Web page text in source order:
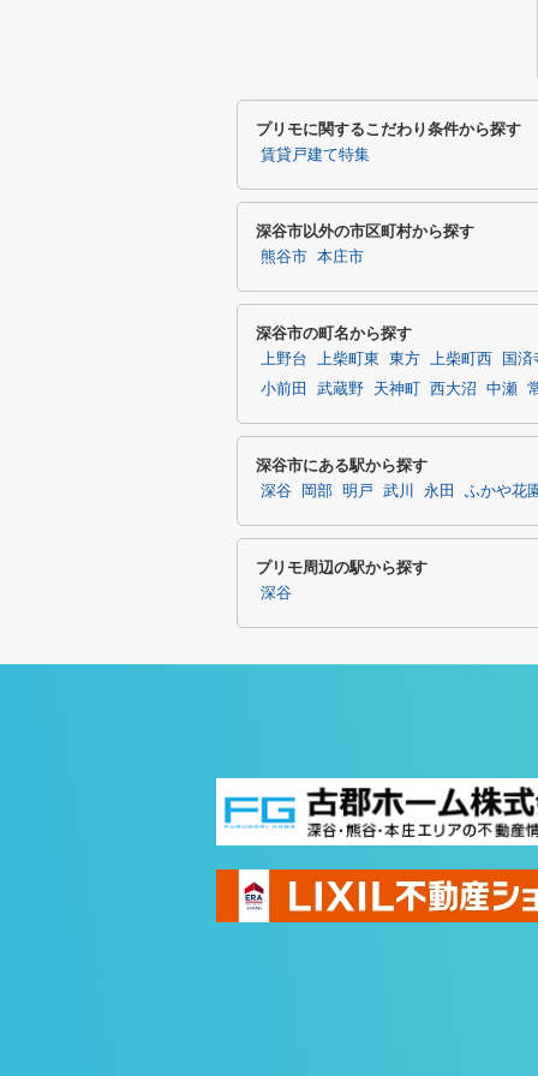
プリモに関するこだわり条件から探す
賃貸戸建て特集
深谷市以外の市区町村から探す
熊谷市 本庄市
深谷市の町名から探す
上野台 上柴町東 東方 上柴町西 国済
小前田
武蔵野 天神町 西大沼 中瀬
深谷市にある駅から探す
深谷 岡部 明戸 武川 永田 ふかや花
プリモ周辺の駅から探す
深谷